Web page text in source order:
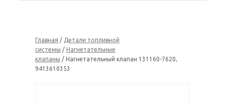
Главная / Детали топливной
системы / Нагнетательные
клапаны / Нагнетательный клапан 131160-7620,
9413610353